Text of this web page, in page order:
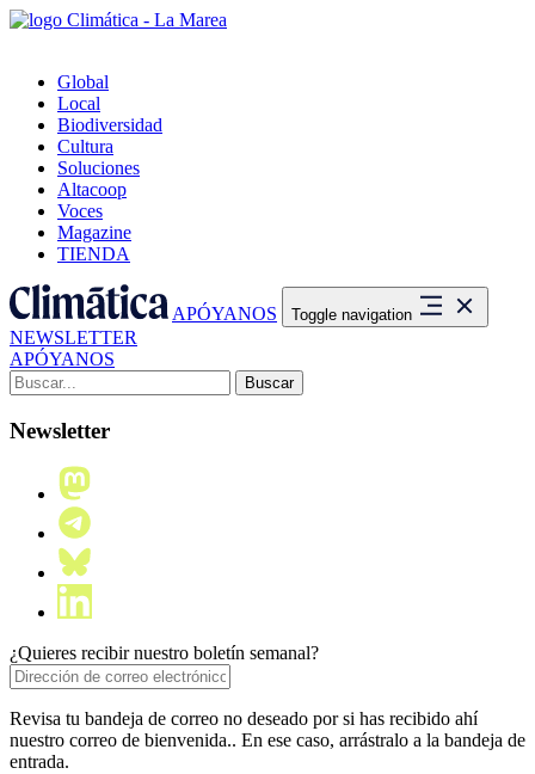
Global
Local
Biodiversidad
Cultura
Soluciones
Altacoop
Voces
Magazine
TIENDA
APÓYANOS Toggle navigation
NEWSLETTER
APÓYANOS
Buscar:
Newsletter
¿Quieres recibir nuestro boletín semanal?
Revisa tu bandeja de correo no deseado por si has recibido ahí
nuestro correo de bienvenida.. En ese caso, arrástralo a la bandeja de
entrada.